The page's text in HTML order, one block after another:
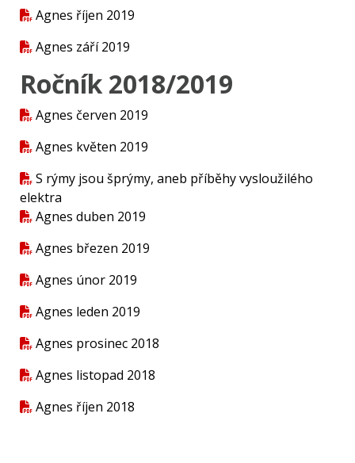
Agnes říjen 2019
Agnes září 2019
Ročník 2018/2019
Agnes červen 2019
Agnes květen 2019
S rýmy jsou šprýmy, aneb příběhy vysloužilého
elektra
Agnes duben 2019
Agnes březen 2019
Agnes únor 2019
Agnes leden 2019
Agnes prosinec 2018
Agnes listopad 2018
Agnes říjen 2018